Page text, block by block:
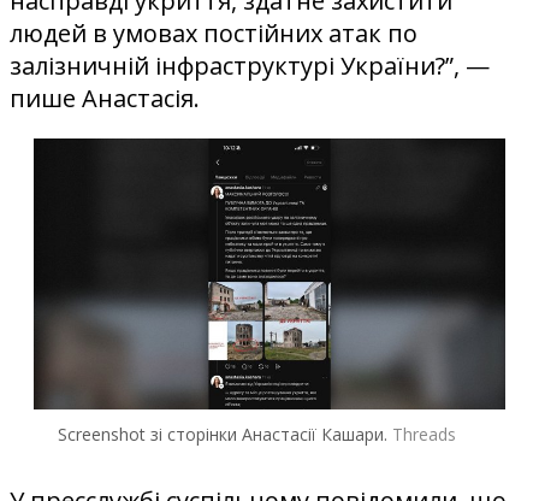
людей в умовах постійних атак по
залізничній інфраструктурі України?”, —
пише Анастасія.
Screenshot зі сторінки Анастасії Кашари. Threads